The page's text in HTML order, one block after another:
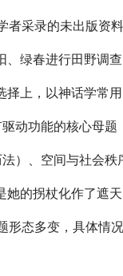
采录的未出版资
绿春进行田野调
上，以神话学常用
动功能的核心母
）、空间与社会
的拐杖化作了遮
态多变，具体情况